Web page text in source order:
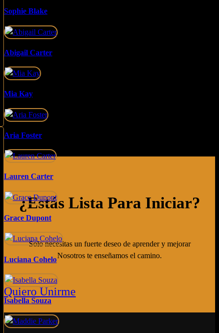
Sophie Blake
Abigail Carter
Mia Kay
Aria Foster
Lauren Carter
Grace Dupont
Luciana Cohelo
Isabella Souza
¿estás Lista Para Iniciar?
Solo necesitas un fuerte deseo de aprender y mejorar
Nosotros te enseñamos el camino.
Quiero Unirme